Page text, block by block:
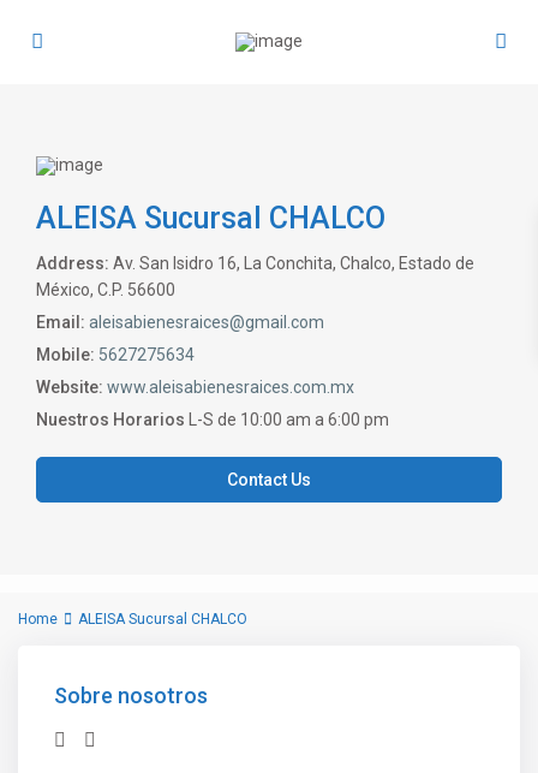
ALEISA Sucursal CHALCO
Address: Av. San Isidro 16, La Conchita, Chalco, Estado de
México, C.P. 56600
Email: aleisabienesraices@gmail.com
Mobile: 5627275634
Website: www.aleisabienesraices.com.mx
Nuestros Horarios L-S de 10:00 am a 6:00 pm
Contact Us
Home ALEISA Sucursal CHALCO
Sobre nosotros